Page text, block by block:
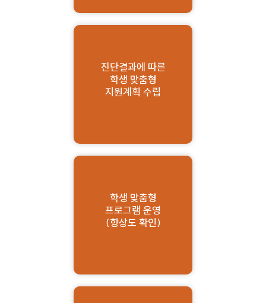
진단결과에 따른
학생 맞춤형
지원계획 수립
학생 맞춤형
프로그램 운영
(향상도 확인)